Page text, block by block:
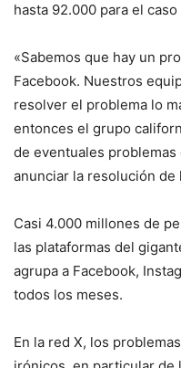
hasta 92.000 para el
«Sabemos que hay un
Facebook. Nuestros
resolver el problema lo
entonces el grupo
de eventuales
anunciar la resolución de
Casi 4.000 millones de
las plataformas del
agrupa a Facebook,
todos los meses.
En la red X, los